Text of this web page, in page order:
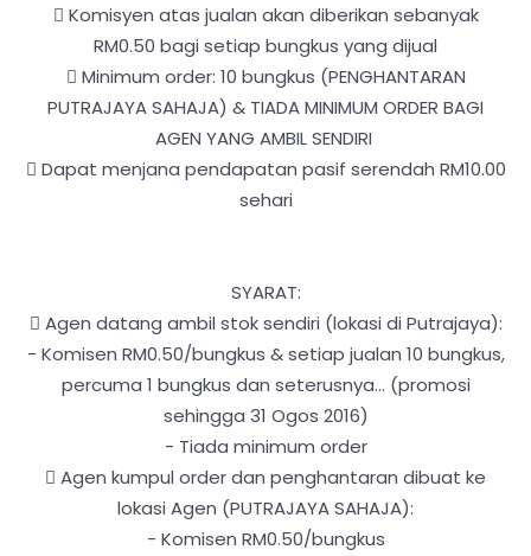
 Komisyen atas jualan akan diberikan sebanyak
RM0.50 bagi setiap bungkus yang dijual
 Minimum order: 10 bungkus (PENGHANTARAN
PUTRAJAYA SAHAJA) & TIADA MINIMUM ORDER BAGI
AGEN YANG AMBIL SENDIRI
 Dapat menjana pendapatan pasif serendah RM10.00
sehari
SYARAT:
 Agen datang ambil stok sendiri (lokasi di Putrajaya):
- Komisen RM0.50/bungkus & setiap jualan 10 bungkus,
percuma 1 bungkus dan seterusnya… (promosi
sehingga 31 Ogos 2016)
- Tiada minimum order
 Agen kumpul order dan penghantaran dibuat ke
lokasi Agen (PUTRAJAYA SAHAJA):
- Komisen RM0.50/bungkus